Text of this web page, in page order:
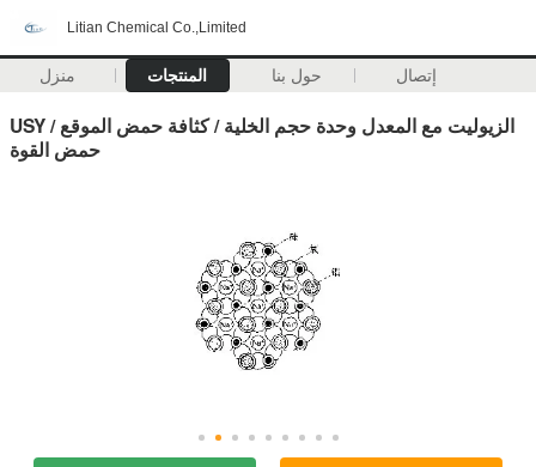
Litian Chemical Co.,Limited
منزل المنتجات حول بنا إتصال
USY الزيوليت مع المعدل وحدة حجم الخلية / كثافة حمض الموقع /
حمض القوة